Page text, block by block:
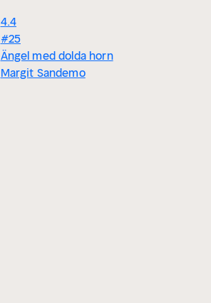
4.4
#25
Ängel med dolda horn
Margit Sandemo